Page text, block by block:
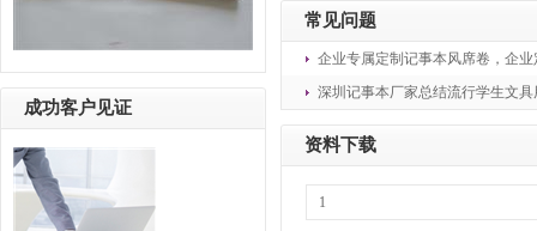
成功客户见证
常见问题
企业专属定制记事本风席卷，企
深圳记事本厂家总结流行学生文
资料下载
1